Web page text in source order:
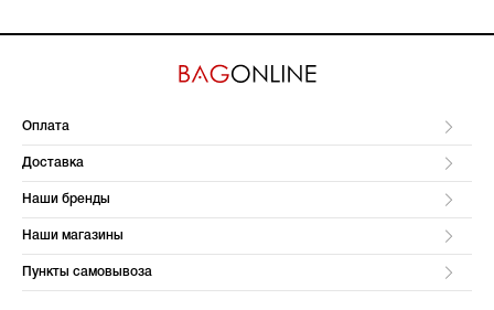
Оплата
Доставка
Наши бренды
Наши магазины
Пункты самовывоза